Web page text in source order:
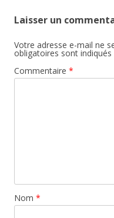
Laisser un
Votre adresse e-mail ne
obligatoires sont indiqués
Commentaire *
Nom *